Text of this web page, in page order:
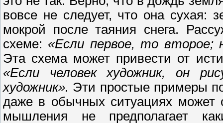
вовсе не следует, что она сухая:
мокрой после таяния снега.
схеме: «Если первое, то второе;
Эта схема может привести от
«Если человек художник, он
художник». Эти простые примеры
даже в обычных ситуациях может
мышления не предполагает